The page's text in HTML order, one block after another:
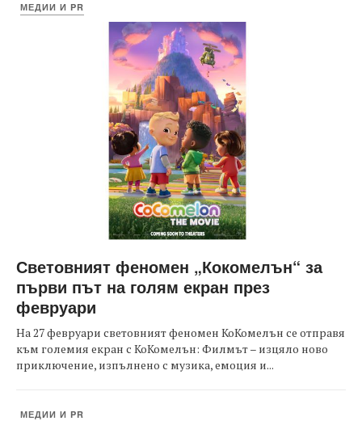
МЕДИИ И PR
Световният феномен „Кокомелън“ за
първи път на голям екран през
февруари
На 27 февруари световният феномен КоКомелън се отправя
към големия екран с КоКомелън: Филмът – изцяло ново
приключение, изпълнено с музика, емоция и...
МЕДИИ И PR